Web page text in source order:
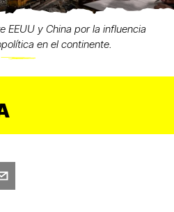
EEUU y China por la influencia
en el continente.